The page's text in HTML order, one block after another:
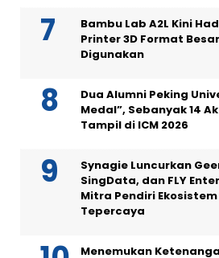
Bambu Lab A2L Kini
Printer 3D Format
Digunakan
Dua Alumni Peking
Medal”, Sebanyak 14
Tampil di ICM 2026
Synagie Luncurkan
SingData, dan FLY
Mitra Pendiri Ekosistem
Tepercaya
Menemukan